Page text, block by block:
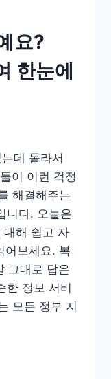
요?
한눈에
데 몰라서
이 이런 걱정
해결해주는
니다. 오늘은
해 쉽고 자
어보세요. 복
그대로 답은
한 정보 서비
모든 정부 지